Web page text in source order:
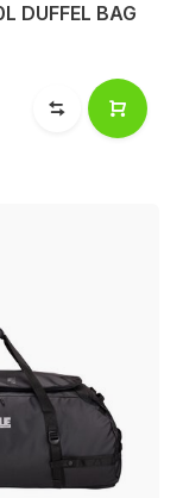
DUFFEL BAG